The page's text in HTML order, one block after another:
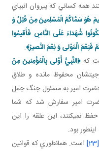
همه کساني که پيروان انبياي
هُوَ سَمَّاكُمُ الْمُسْلِمينَ مِنْ قَبْلُ وَ
شُهَداءَ عَلَى النَّاسِ فَأَقيمُوا
فَنِعْمَ الْمَوْلى‏ وَ نِعْمَ النَّصيرُ﴾.
که﴿النَّبِيُّ أَوْلى‏ بِالْمُؤْمِنينَ مِنْ
محفوظ مانده و طلاق
حضرت امير به مسئول جنگ جمل
امير سفارش شد که شما
نمي کنند، اين علقه را اين
طور بود.
[23]
است. همان طوري که قوانين